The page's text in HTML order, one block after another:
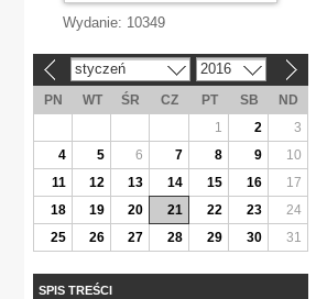
Wydanie: 10349
styczeń 2016
PN WT ŚR CZ PT SB
ND
1
2
3
4
5 6 7 8 9
10
11
12 13 14 15 16
17
18
19 20 21 22 23
24
25
26 27 28 29 30 31
SPIS TREŚCI